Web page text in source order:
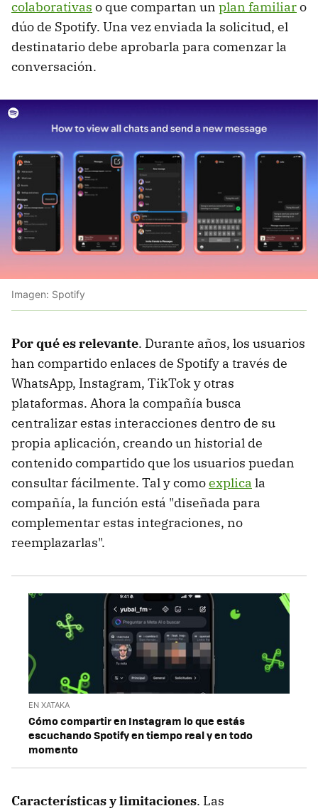
colaborativas o que compartan un plan familiaro
dúo de Spotify. Una vez enviada la solicitud, el
destinatario debe aprobarla para comenzar la
conversación.
Imagen: Spotify
Por qué es relevante. Durante años, los usuarios
han compartido enlaces de Spotify a través de
WhatsApp, Instagram, TikTok y otras
plataformas. Ahora la compañía busca
centralizar estas interacciones dentro de su
propia aplicación, creando un historial de
contenido compartido que los usuarios puedan
consultar fácilmente. Tal y comoexplica la
compañía, la función está "diseñada para
complementar estas integraciones, no
reemplazarlas".
EN XATAKA
Cómo compartir en Instagram lo que estás
escuchando Spotify en tiempo real y en todo
momento
Características y limitaciones. Las